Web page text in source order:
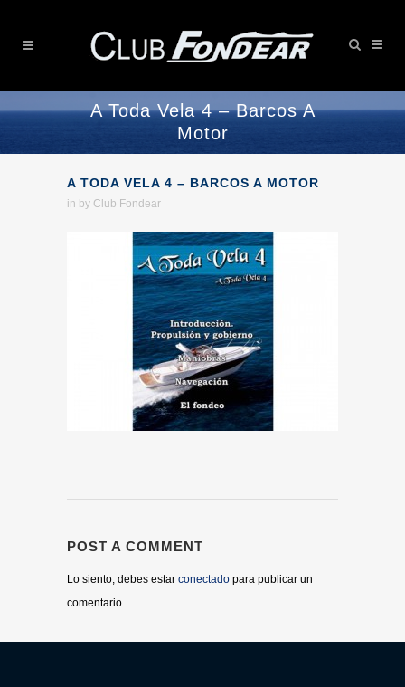
A Toda Vela 4 – Barcos A
Motor
A TODA VELA 4 – BARCOS A MOTOR
in by Club Fondear
POST A COMMENT
Lo siento, debes estar conectado para publicar un
comentario.